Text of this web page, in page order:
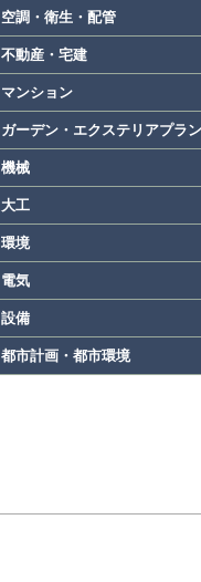
空調・衛生・配管
不動産・宅建
マンション
ガーデン・エクステリアプラ
機械
大工
環境
電気
設備
都市計画・都市環境